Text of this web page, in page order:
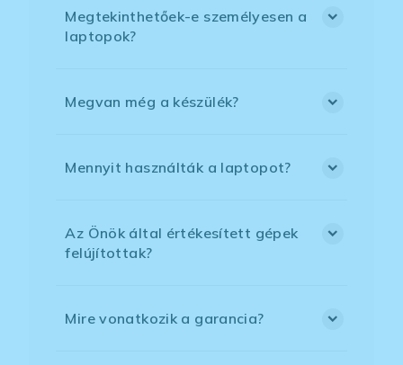
Megtekinthetőek-e személyesen a
laptopok?
Megvan még a készülék?
Mennyit használták a laptopot?
Az Önök által értékesített gépek
felújítottak?
Mire vonatkozik a garancia?